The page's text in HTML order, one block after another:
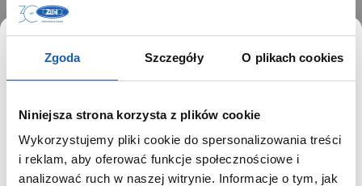
Zgoda Szczegóły O plikach cookies
Niniejsza strona korzysta z plików cookie
Wykorzystujemy pliki cookie do spersonalizowania treści
i reklam, aby oferować funkcje społecznościowe i
analizować ruch w naszej witrynie. Informacje o tym, jak
GRUPA ZIBI
Misja, wizja i wartości Grupy Zibi
Ważne daty
Zgoda na ciasteczka
PRODUKTYSZANOWNY UŻYTKOWNIKU,
SZANOWNA UŻYTKOWNICZKO